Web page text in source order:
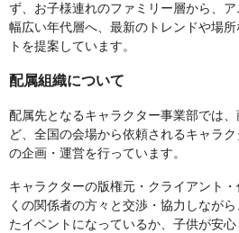
ず、お子様連れのファミリー層から、
幅広い年代層へ、最新のトレンドや場
トを提案しています。
配属組織について
配属先となるキャラクター事業部では
ど、全国の会場から依頼されるキャラ
の企画・運営を行っています。
キャラクターの版権元・クライアント
くの関係者の方々と交渉・協力しなが
たイベントになっているか、子供が安